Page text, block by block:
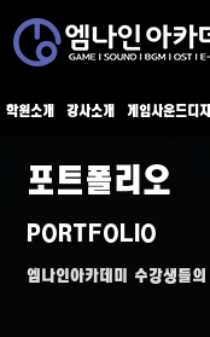
학원소개 강사소개 게임사운드디
포트폴리오
PORTFOLIO
엠나인아카데미 수강생들